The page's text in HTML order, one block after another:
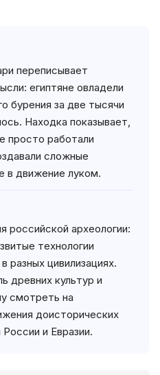
переписывает
египтяне овладели
бурения за две тысячи
Находка показывает,
просто работали
сложные
в движение луком.
российской археологии:
технологии
разных цивилизациях.
древних культур и
смотреть на
доисторических
и Евразии.